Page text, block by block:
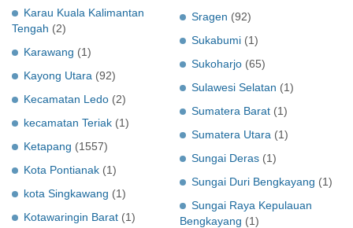
Karau Kuala Kalimantan
Tengah (2)
Karawang (1)
Kayong Utara (92)
Kecamatan Ledo (2)
kecamatan Teriak (1)
Ketapang (1557)
Kota Pontianak (1)
kota Singkawang (1)
Kotawaringin Barat (1)
Sragen (92)
Sukabumi (1)
Sukoharjo (65)
Sulawesi Selatan (1)
Sumatera Barat (1)
Sumatera Utara (1)
Sungai Deras (1)
Sungai Duri Bengkayang (1)
Sungai Raya Kepulauan
Bengkayang (1)